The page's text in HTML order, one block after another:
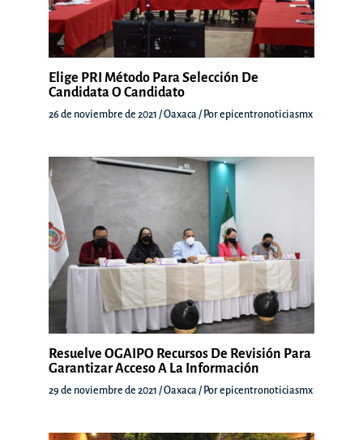
Elige PRI Método Para Selección De
Candidata O Candidato
26 de noviembre de 2021 /Oaxaca / Porepicentronoticiasmx
Resuelve OGAIPO Recursos De Revisión Para
Garantizar Acceso A La Información
29 de noviembre de 2021 /Oaxaca / Porepicentronoticiasmx